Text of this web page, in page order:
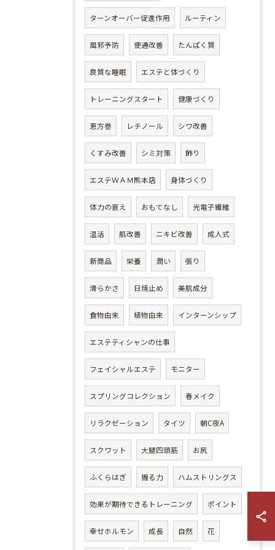
ターンオーバー促進作用 ルーティン
風邪予防 便通改善 たんぱく質
良質な睡眠 エステと体づくり
トレーニングスタート 健康づくり
恵方巻 レチノール シワ改善
くすみ改善 シミ対策 飾り
エステＷＡＭ熊本店 身体づくり
体力の衰え おもてなし 光電子繊維
温活 肌改善 ニキビ改善 成人式
新商品 栄養 潤い 張り
滑らかさ 日焼止め 美肌成分
食物由来 植物由来 インターンシップ
エステティシャンの仕事
フェイシャルエステ モニター
スプリングコレクション 春メイク
リラクゼーション タイツ 朝C夜A
スクワット 大腿四頭筋 お尻
ふくらはぎ 握る力 ハムストリングス
効果が期待できるトレーニング ポイント
幸せホルモン 成長 自然 花